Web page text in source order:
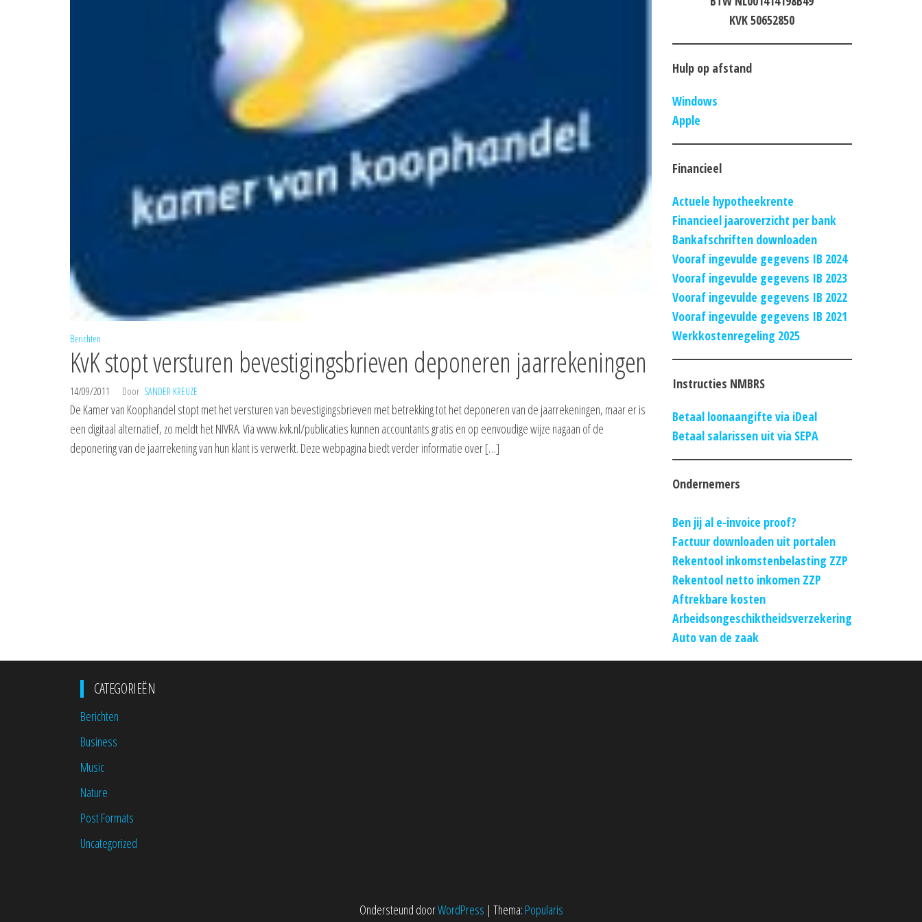
Berichten
KvK stopt versturen bevestigingsbrieven deponeren jaarrekeningen
14/09/2011 Door SANDER KREUZE
De Kamer van Koophandel stopt met het versturen van bevestigingsbrieven met betrekking tot het deponeren van de jaarrekeningen, maar er is
een digitaal alternatief, zo meldt het NIVRA. Via www.kvk.nl/publicaties kunnen accountants gratis en op eenvoudige wijze nagaan of de
deponering van de jaarrekening van hun klant is verwerkt. Deze webpagina biedt verder informatie over […]
KVK 50652850
Hulp op afstand
Windows
Apple
Financieel
Actuele hypotheekrente
Financieel jaaroverzicht per bank
Bankafschriften downloaden
Vooraf ingevulde gegevens IB 2024
Vooraf ingevulde gegevens IB 2023
Vooraf ingevulde gegevens IB 2022
Vooraf ingevulde gegevens IB 2021
Werkkostenregeling 2025
Instructies NMBRS
Betaal loonaangifte via iDeal
Betaal salarissen uit via SEPA
Ondernemers
Ben jij al e-invoice proof?
Factuur downloaden uit portalen
Rekentool inkomstenbelasting ZZP
Rekentool netto inkomen ZZP
Aftrekbare kosten
Arbeidsongeschiktheidsverzekering
Auto van de zaak
CATEGORIEËN
Berichten
Business
Music
Nature
Post Formats
Uncategorized
Ondersteund doorWordPress | Thema: Popularis